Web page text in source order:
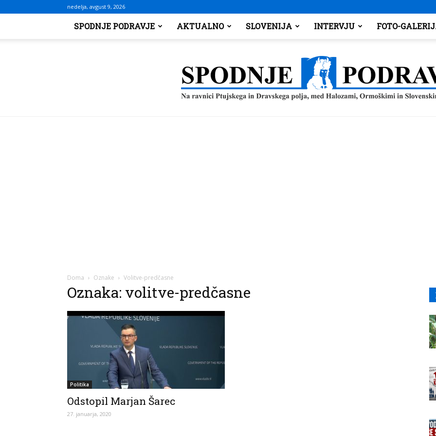
nedelja, avgust 9, 2026
SPODNJE PODRAVJE AKTUALNO SLOVENIJA INTERVJU FOTO-
Doma Oznake Volitve-predčasne
Oznaka: volitve-predčasne
Politika
Odstopil Marjan Šarec
27. januarja, 2020